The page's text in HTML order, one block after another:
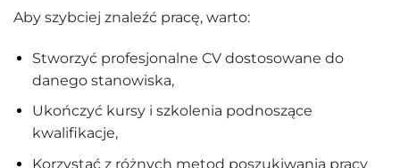
Aby szybciej znaleźć pracę, warto:
Stworzyć profesjonalne CV dostosowane do
danego stanowiska,
Ukończyć kursy i szkolenia podnoszące
kwalifikacje,
Korzystać z różnych metod poszukiwania pracy